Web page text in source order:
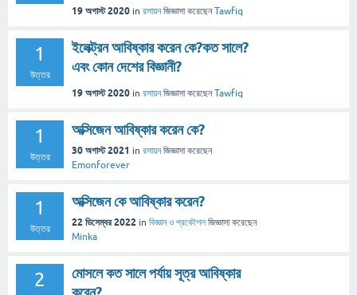
19 অগাস্ট 2020 in রসায়ন জিজ্ঞাসা করেছেনTawfiq
1
উত্তর
ইলেক্ট্রন আবিষ্কার করেন কে?কত সালে?
এবং কোন দেশের বিজ্ঞানী?
19 অগাস্ট 2020 in রসায়ন জিজ্ঞাসা করেছেনTawfiq
1
উত্তর
অক্সিজেন আবিষ্কার করেন কে?
30 অগাস্ট 2021 in রসায়ন জিজ্ঞাসা করেছেন
Emonforever
1
উত্তর
অক্সিজেন কে আবিষ্কার করেন?
22 ডিসেম্বর 2022 in বিজ্ঞান ও প্রকৌশল জিজ্ঞাসা করেছেন
Minka
2
মোসলে কত সালে পর্যায় সূত্র আবিষ্কার